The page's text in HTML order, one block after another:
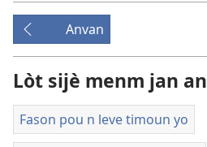
Anvan
Lòt sijè menm jan an
Fason pou n leve timoun yo